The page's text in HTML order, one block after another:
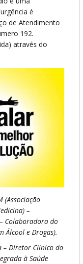
é
de Atendimento
192.
através do
(Associação
–
Colaboradora do
Álcool e Drogas).
– Diretor Clínico do
à Saúde